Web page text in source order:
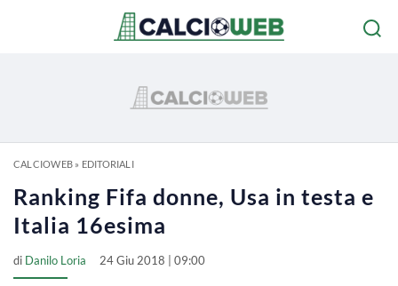
CALCIOWEB» EDITORIALI
Ranking Fifa donne, Usa in testa e
Italia 16esima
di Danilo Loria 24 Giu 2018 | 09:00